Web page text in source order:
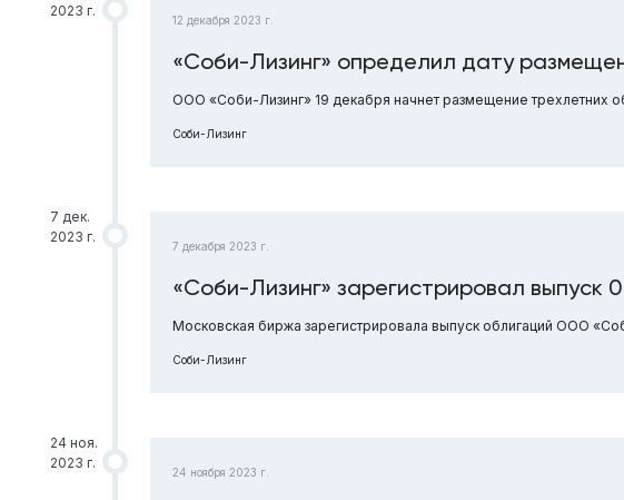
2023 г.
12 декабря 2023 г.
«Соби-Лизинг» определил дату
ООО «Соби-Лизинг» 19 декабря начнет размещение трехлетних
Соби-Лизинг
7 дек.
2023 г.
7 декабря 2023 г.
«Соби-Лизинг» зарегистрировал выпуск
Московская биржа зарегистрировала выпуск облигаций ООО
Соби-Лизинг
24 ноя.
2023 г.
24 ноября 2023 г.